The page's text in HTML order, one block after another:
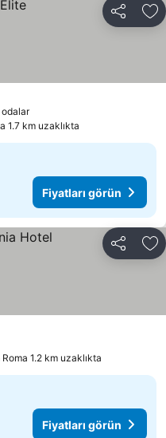
Paylaş
odalarFiyatları görün
1.7 km uzaklıkta
Fiyatları görün
Paylaş
görün
görün
1.2 km uzaklıkta
Fiyatları görün